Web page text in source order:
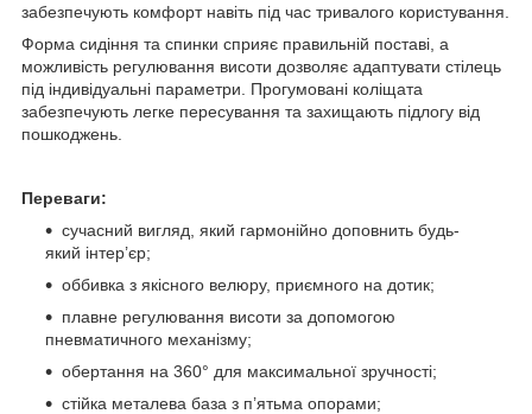
забезпечують комфорт навіть під час тривалого користування.
Форма сидіння та спинки сприяє правильній поставі, а
можливість регулювання висоти дозволяє адаптувати стілець
під індивідуальні параметри. Прогумовані коліщата
забезпечують легке пересування та захищають підлогу від
пошкоджень.
Переваги:
сучасний вигляд, який гармонійно доповнить будь-
який інтер’єр;
оббивка з якісного велюру, приємного на дотик;
плавне регулювання висоти за допомогою
пневматичного механізму;
обертання на 360° для максимальної зручності;
стійка металева база з п’ятьма опорами;